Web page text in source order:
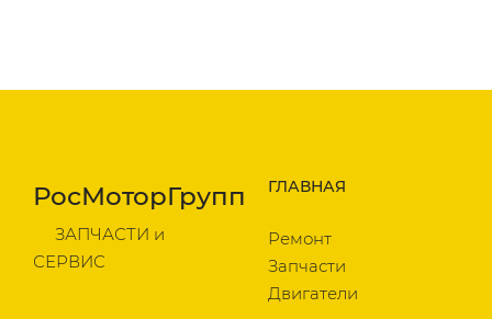
РосМоторГрупп
ЗАПЧАСТИ и
СЕРВИС
ГЛАВНАЯ
Ремонт
Запчасти
Двигатели